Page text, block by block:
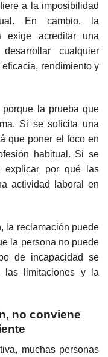
a la imposibilidad
En cambio, la
exige acreditar una
cualquier
rendimiento y
porque la prueba que
Si se solicita una
que poner el foco en
habitual. Si se
explicar por qué las
actividad laboral en
la reclamación puede
la persona no puede
de incapacidad se
las limitaciones y la
no conviene
muchas personas